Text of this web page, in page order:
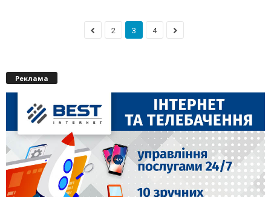
2 3 4
Реклама